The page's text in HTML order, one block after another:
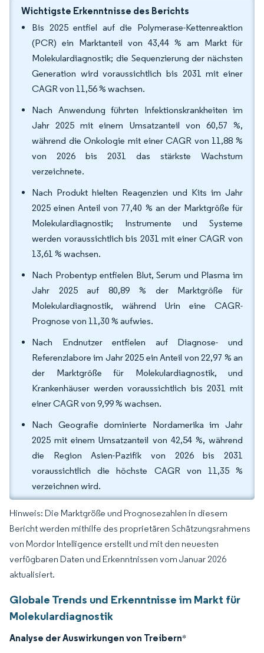
Wichtigste Erkenntnisse des Berichts
Bis 2025 entfiel auf die Polymerase-Kettenreaktion
(PCR) ein Marktanteil von 43,44 % am Markt für
Molekulardiagnostik; die Sequenzierung der nächsten
Generation wird voraussichtlich bis 2031 mit einer
CAGR von 11,56 % wachsen.
Nach Anwendung führten Infektionskrankheiten im
Jahr 2025 mit einem Umsatzanteil von 60,57 %,
während die Onkologie mit einer CAGR von 11,88 %
von 2026 bis 2031 das stärkste Wachstum
verzeichnete.
Nach Produkt hielten Reagenzien und Kits im Jahr
2025 einen Anteil von 77,40 % an der Marktgröße für
Molekulardiagnostik; Instrumente und Systeme
werden voraussichtlich bis 2031 mit einer CAGR von
13,61 % wachsen.
Nach Probentyp entfielen Blut, Serum und Plasma im
Jahr 2025 auf 80,89 % der Marktgröße für
Molekulardiagnostik, während Urin eine CAGR-
Prognose von 11,30 % aufwies.
Nach Endnutzer entfielen auf Diagnose- und
Referenzlabore im Jahr 2025 ein Anteil von 22,97 % an
der Marktgröße für Molekulardiagnostik, und
Krankenhäuser werden voraussichtlich bis 2031 mit
einer CAGR von 9,99 % wachsen.
Nach Geografie dominierte Nordamerika im Jahr
2025 mit einem Umsatzanteil von 42,54 %, während
die Region Asien-Pazifik von 2026 bis 2031
voraussichtlich die höchste CAGR von 11,35 %
verzeichnen wird.
Hinweis: Die Marktgröße und Prognosezahlen in diesem
Bericht werden mithilfe des proprietären Schätzungsrahmens
von Mordor Intelligence erstellt und mit den neuesten
verfügbaren Daten und Erkenntnissen vom Januar 2026
aktualisiert.
Globale Trends und Erkenntnisse im Markt für
Molekulardiagnostik
Analyse der Auswirkungen von Treibern*